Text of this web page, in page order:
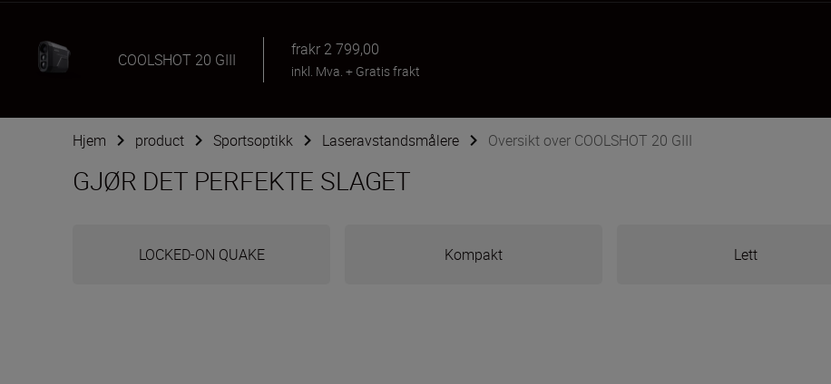
COOLSHOT 20 GIII
frakr 2 799,00
inkl. Mva. + Gratis frakt
Hjem product Sportsoptikk Laseravstandsmålere Oversikt over COOLSHOT 20 GIII
GJØR DET PERFEKTE SLAGET
LOCKED-ON QUAKE Kompakt Lett